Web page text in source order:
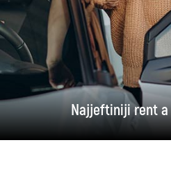
Blog
Kontakt
SRPSKI
СРПСКИ
Najjeftiniji rent a